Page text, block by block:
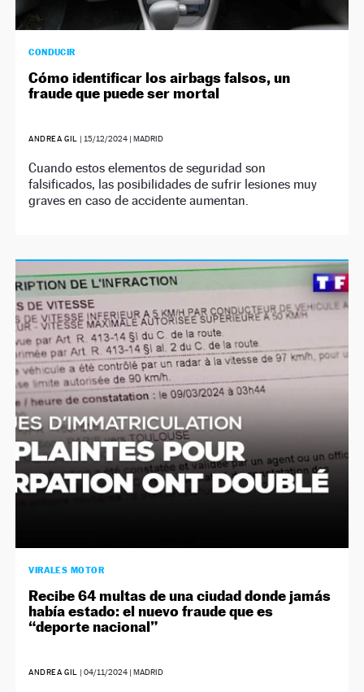
CONDUCIR
Cómo identificar los airbags falsos, un
fraude que puede ser mortal
ANDREA GIL | 15/12/2024| MADRID
Cuando estos elementos de seguridad son
falsificados, las posibilidades de sufrir lesiones muy
graves en caso de accidente aumentan.
VIRALES MOTOR
Recibe 64 multas de una ciudad donde jamás
había estado: el nuevo fraude que es
“deporte nacional”
ANDREA GIL | 04/11/2024| MADRID